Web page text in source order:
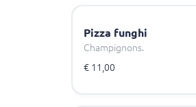
Pizza funghi
Champignons.
€ 11,00